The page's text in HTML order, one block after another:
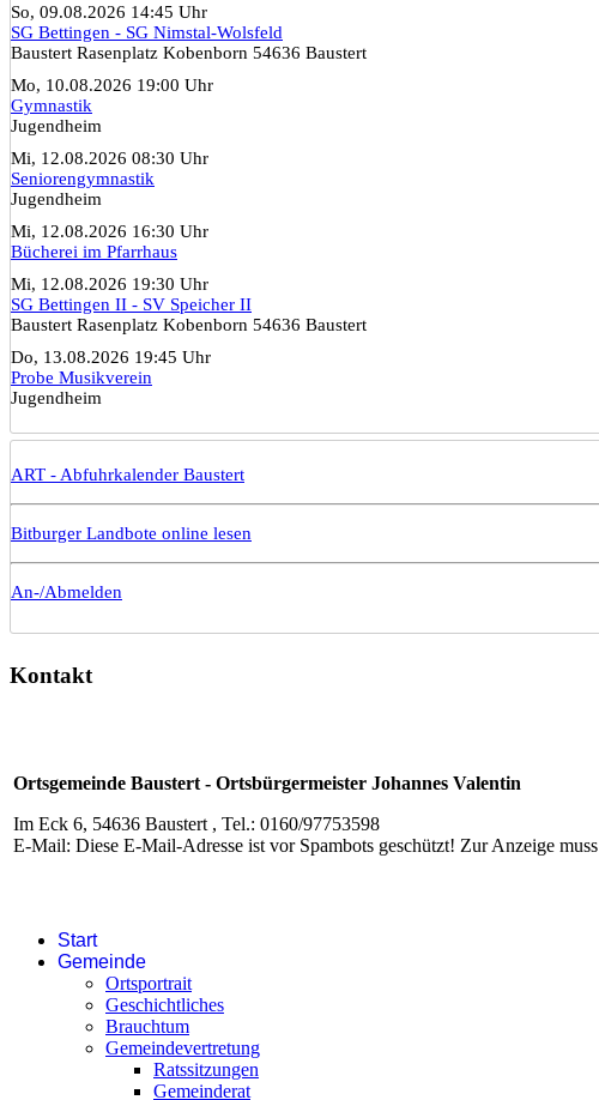
So, 09.08.2026 14:45 Uhr
SG Bettingen - SG Nimstal-Wolsfeld
Baustert Rasenplatz Kobenborn 54636 Baustert
Mo, 10.08.2026 19:00 Uhr
Gymnastik
Jugendheim
Mi, 12.08.2026 08:30 Uhr
Seniorengymnastik
Jugendheim
Mi, 12.08.2026 16:30 Uhr
Bücherei im Pfarrhaus
Mi, 12.08.2026 19:30 Uhr
SG Bettingen II - SV Speicher II
Baustert Rasenplatz Kobenborn 54636 Baustert
Do, 13.08.2026 19:45 Uhr
Probe Musikverein
Jugendheim
ART - Abfuhrkalender Baustert
Bitburger Landbote online lesen
An-/Abmelden
Kontakt
Ortsgemeinde Baustert - Ortsbürgermeister Johannes Valentin
Im Eck 6, 54636 Baustert , Tel.: 0160/97753598
E-Mail: Diese E-Mail-Adresse ist vor Spambots geschützt! Zur Anzeige
Start
Gemeinde
Ortsportrait
Geschichtliches
Brauchtum
Gemeindevertretung
Ratssitzungen
Gemeinderat